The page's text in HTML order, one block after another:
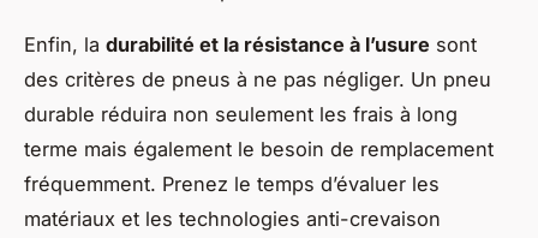
Enfin, la durabilité et la résistance à l’usure sont
des critères de pneus à ne pas négliger. Un pneu
durable réduira non seulement les frais à long
terme mais également le besoin de remplacement
fréquemment. Prenez le temps d’évaluer les
matériaux et les technologies anti-crevaison